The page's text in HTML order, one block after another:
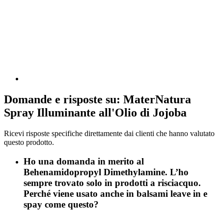
Domande e risposte su: MaterNatura
Spray Illuminante all'Olio di Jojoba
Ricevi risposte specifiche direttamente dai clienti che hanno valutato
questo prodotto.
Ho una domanda in merito al
Behenamidopropyl Dimethylamine. L’ho
sempre trovato solo in prodotti a risciacquo.
Perché viene usato anche in balsami leave in e
spay come questo?